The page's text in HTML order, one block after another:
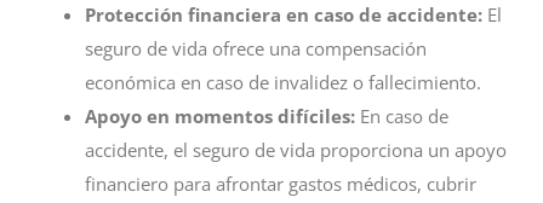
Protección financiera en caso de accidente: El
seguro de vida ofrece una compensación
económica en caso de invalidez o fallecimiento.
Apoyo en momentos difíciles: En caso de
accidente, el seguro de vida proporciona un apoyo
financiero para afrontar gastos médicos, cubrir